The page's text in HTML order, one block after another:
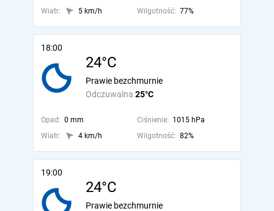
Wiatr:
5 km/h Wilgotność: 77%
18:00
24°C
Odczuwalna 25°C
Prawie bezchmurnie
Opad: 0 mm Ciśnienie: 1015 hPa
Wiatr:
4 km/h Wilgotność: 82%
19:00
24°C
Prawie bezchmurnie